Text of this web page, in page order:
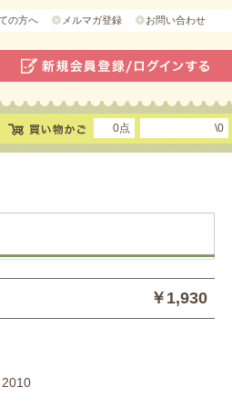
の方へ メルマガ登録 お問い合わせ
0点 \0
￥1,930